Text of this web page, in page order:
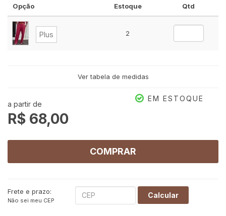
Opção Estoque Qtd
Plus 2
Ver tabela de medidas
a partir de
R$ 68,00
EM ESTOQUE
COMPRAR
Frete e prazo:
Não sei meu CEP
Calcular